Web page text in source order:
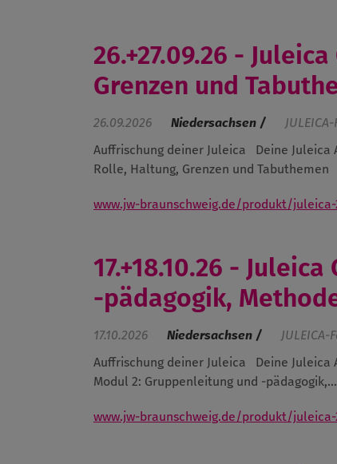
26.+27.09.26 -
Grenzen und
26.09.2026 Niedersachsen /
Auffrischung deiner Juleica
Deine Juleica
Rolle, Haltung, Grenzen und Tabuthemen
www.jw-braunschweig.de/produkt/
17.+18.10.26 -
-pädagogik,
17.10.2026 Niedersachsen /
Auffrischung deiner Juleica
Deine Juleica
Modul 2: Gruppenleitung und -pädagogik,...
www.jw-braunschweig.de/produkt/juleica-